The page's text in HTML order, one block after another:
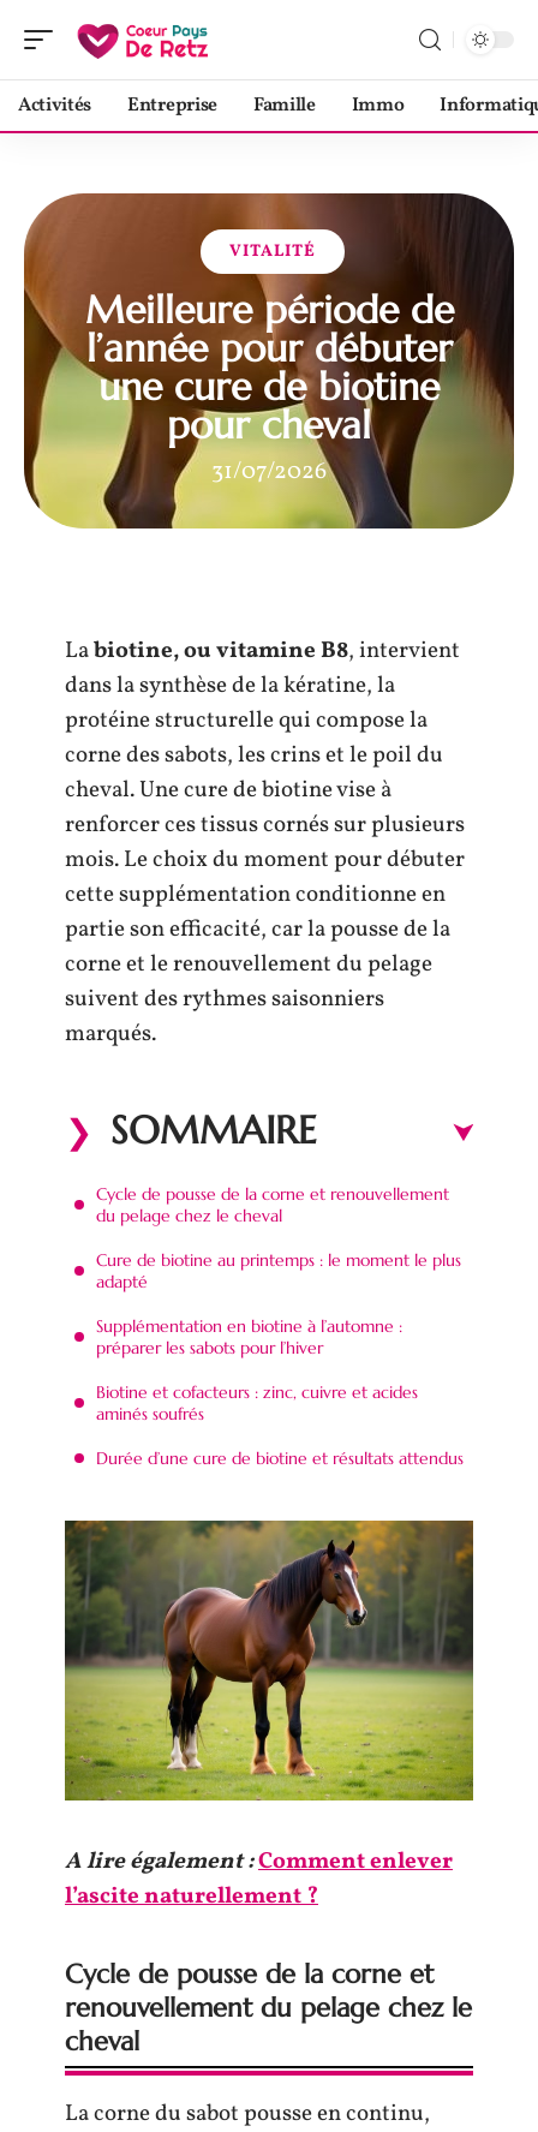
Activités Entreprise Famille Immo
VITALITÉ
Meilleure période de
l’année pour débuter
une cure de biotine
pour cheval
31/07/2026
Labiotine, ou vitamine B8, intervient
dans la synthèse de la kératine, la
protéine structurelle qui compose la
corne des sabots, les crins et le poil du
cheval. Une cure de biotine vise à
renforcer ces tissus cornés sur plusieurs
mois. Le choix du moment pour débuter
cette supplémentation conditionne en
partie son efficacité, car la pousse de la
corne et le renouvellement du pelage
suivent des rythmes saisonniers
marqués.
SOMMAIRE
Cycle de pousse de la corne et renouvellement
du pelage chez le cheval
Cure de biotine au printemps : le moment le plus
adapté
Supplémentation en biotine à l’automne :
préparer les sabots pour l’hiver
Biotine et cofacteurs : zinc, cuivre et acides
aminés soufrés
Durée d’une cure de biotine et résultats attendus
A lire également :Comment enlever
l’ascite naturellement ?
Cycle de pousse de la corne et
renouvellement du pelage chez le
cheval
La corne du sabot pousse en continu,